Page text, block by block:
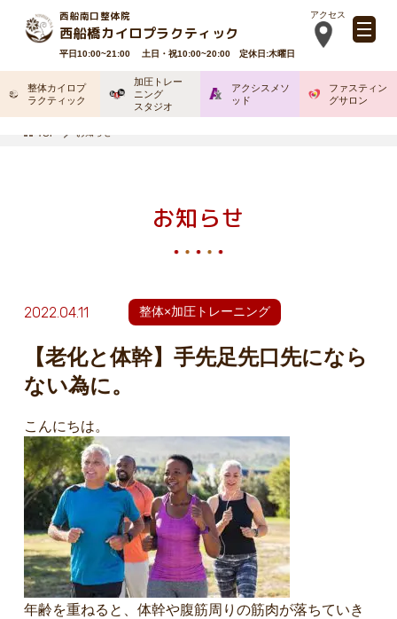
西船南口整体院
西船橋カイロプラクティック
アクセス
平日10:00~21:00 土日・祝10:00~20:00 定休日:木曜日
整体カイロプ
ラクティック
加圧トレー
ニング
スタジオ
アクシスメソ
ッド
ファスティン
グサロン
TOP お知らせ
お知らせ
2022.04.11 整体×加圧トレーニング
【老化と体幹】手先足先口先になら
ない為に。
こんにちは。
年齢を重ねると、体幹や腹筋周りの筋肉が落ちていき